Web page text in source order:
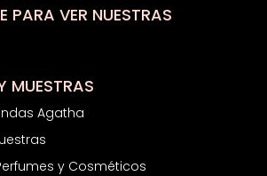
hasta
PARA VER NUESTRAS
MUESTRAS
Agatha
y Cosméticos